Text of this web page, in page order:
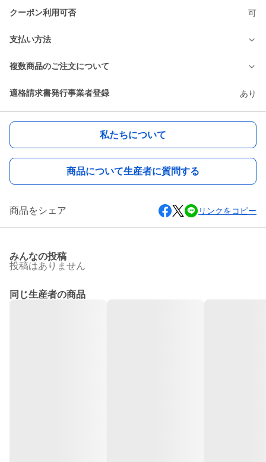
クーポン利用可否 可
支払い方法
複数商品のご注文について
適格請求書発行事業者登録 あり
私たちについて
商品について生産者に質問する
商品をシェア リンクをコピー
みんなの投稿
投稿はありません
同じ生産者の商品